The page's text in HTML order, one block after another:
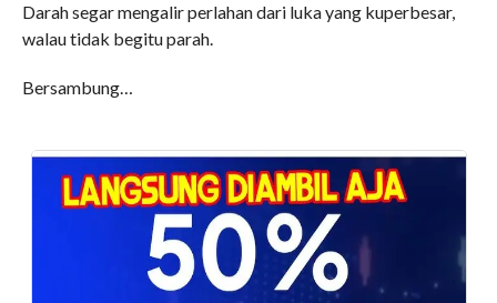
Darah segar mengalir perlahan dari luka yang kuperbesar,
walau tidak begitu parah.
Bersambung…